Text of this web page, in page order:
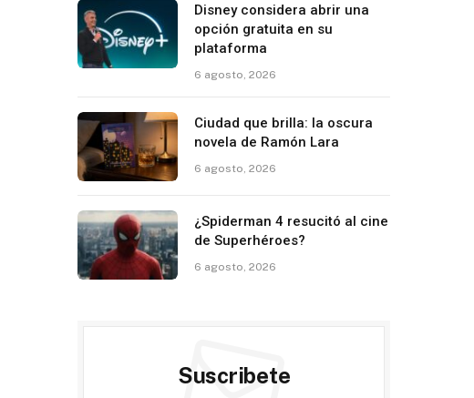
Disney considera abrir una
opción gratuita en su
plataforma
6 agosto, 2026
Ciudad que brilla: la oscura
novela de Ramón Lara
6 agosto, 2026
¿Spiderman 4 resucitó al cine
de Superhéroes?
6 agosto, 2026
Suscribete